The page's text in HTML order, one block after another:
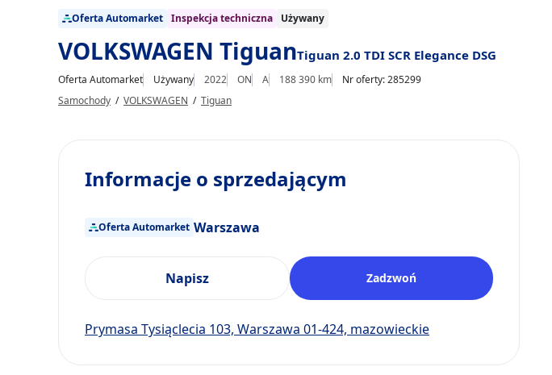
Oferta Automarket Inspekcja techniczna Używany
VOLKSWAGEN TiguanTiguan 2.0 TDI SCR Elegance DSG
Oferta Automarket Używany 2022 ON A 188 390 km
Nr oferty: 285299
Samochody / VOLKSWAGEN / Tiguan
Informacje o sprzedającym
Oferta Automarket Warszawa
Napisz Zadzwoń
Prymasa Tysiąclecia 103, Warszawa 01-424, mazowieckie